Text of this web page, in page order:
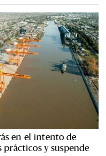
en el intento de
y suspende